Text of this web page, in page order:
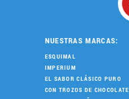
NUESTRAS MARCAS:
ESQUIMAL
IMPERIUM
EL SABOR CLÁSICO PURO
CON TROZOS DE CHOCOLATE